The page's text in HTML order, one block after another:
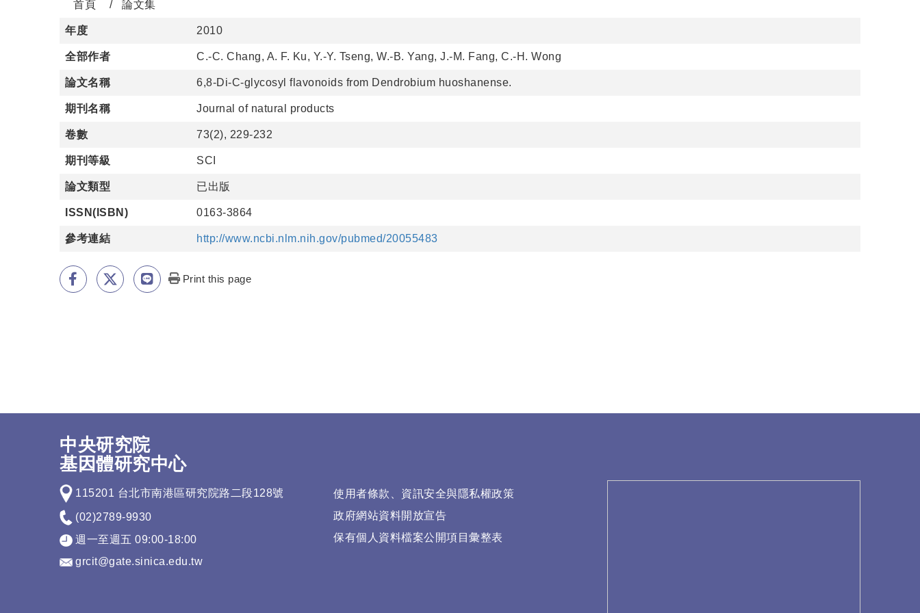
首頁 論文集
年度 2010
全部作者 C.-C. Chang, A. F. Ku, Y.-Y. Tseng, W.-B. Yang, J.-M. Fang, C.-H. Wong
論文名稱 6,8-Di-C-glycosyl flavonoids from Dendrobium huoshanense.
期刊名稱 Journal of natural products
卷數 73(2), 229-232
期刊等級 SCI
論文類型 已出版
ISSN(ISBN) 0163-3864
參考連結 http://www.ncbi.nlm.nih.gov/pubmed/20055483
Print this page
中央研究院
基因體研究中心
115201 台北市南港區研究院路二段128號
(02)2789-9930
週一至週五 09:00-18:00
grcit@gate.sinica.edu.tw
使用者條款、資訊安全與隱私權政策
政府網站資料開放宣告
保有個人資料檔案公開項目彙整表